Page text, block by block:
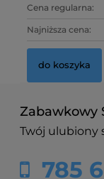
Cena regularna:
Najniższa cena:
do koszyka
Zabawkowy
Twój ulubiony
785